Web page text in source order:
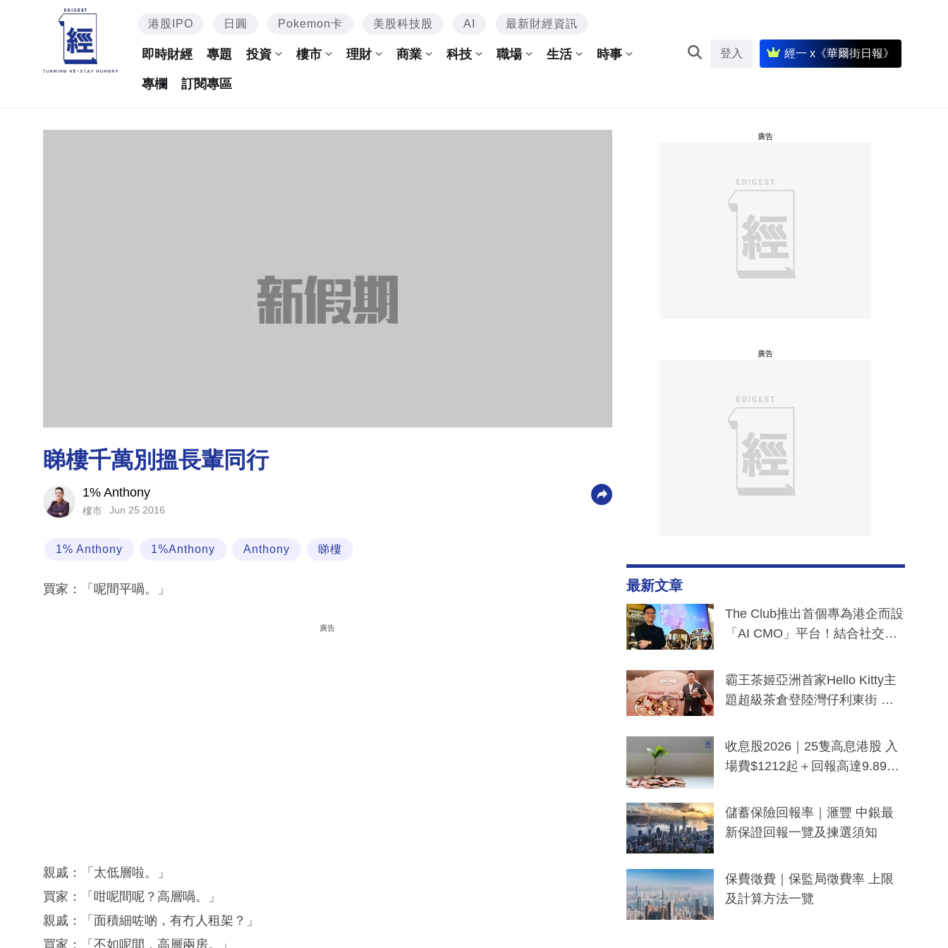
港股IPO 日圓 Pokemon卡 美股科技股 AI 最新財經資訊
即時財經 專題 投資 樓市 理財 商業 科技 職場 生活 時事
專欄 訂閱專區
登入 經一 x《華爾街日報》
睇樓千萬別搵長輩同行
1% Anthony
樓市 Jun 25 2016
1% Anthony 1%Anthony Anthony 睇樓
買家：「呢間平喎。」
廣告
親戚：「太低層啦。」
買家：「咁呢間呢？高層喎。」
親戚：「面積細咗啲，有冇人租架？」
買家：「不如呢間，高層兩房。」
廣告
廣告
最新文章
The Club推出首個專為港企而設
「AI CMO」平台！結合社交聆
分鐘生成「貼地」宣傳短片
霸王茶姬亞洲首家Hello Kitty主
題超級茶倉登陸灣仔利東街 推
y及香港限定特調系列
收息股2026｜25隻高息港股 入
場費$1212起＋回報高達9.89
儲蓄保險回報率｜滙豐 中銀最
新保證回報一覽及揀選須知
保費徵費｜保監局徵費率 上限
及計算方法一覽